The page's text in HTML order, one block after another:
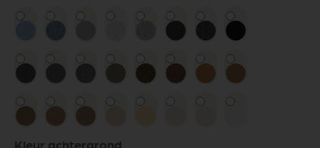
Kleur achtergrond